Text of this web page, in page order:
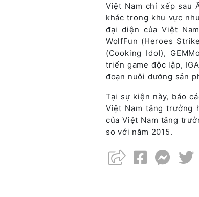
Việt Nam chỉ xếp sau
khác trong khu vực
đại diện của Việt
WolfFun (Heroes
(Cooking Idol),
triển game độc lập,
đoạn nuôi dưỡng sản
Tại sự kiện này, báo
Việt Nam tăng trưởng
của Việt Nam tăng
so với năm 2015.